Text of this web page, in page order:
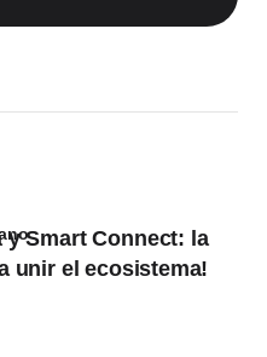
y Smart Connect: la
unir el ecosistema!